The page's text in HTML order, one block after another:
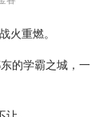
火重燃。
的学霸之城，一